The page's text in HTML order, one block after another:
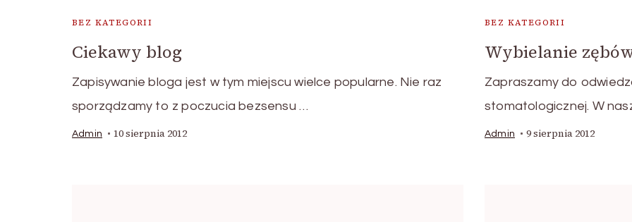
BEZ KATEGORII
Ciekawy blog
Zapisywanie bloga jest w tym miejscu wielce popularne. Nie raz
sporządzamy to z poczucia bezsensu …
Admin 10 sierpnia 2012
BEZ KATEGORII
Wybielanie
Zapraszamy do
stomatologicznej. W
Admin 9 sierpnia 2012